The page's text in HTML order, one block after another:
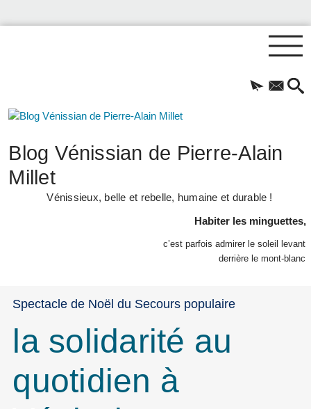
Blog Vénissian de Pierre-Alain
Millet
Vénissieux, belle et rebelle, humaine et durable !
Habiter les minguettes,
c’est parfois admirer le soleil levant
derrière le mont-blanc
Spectacle de Noël du Secours populaire
la solidarité au
quotidien à